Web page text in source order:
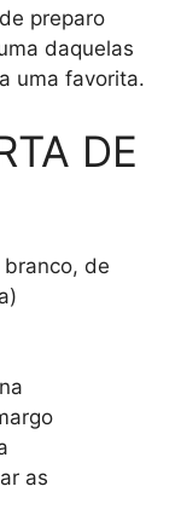
preparo
daquelas
uma favorita.
DE
de
as